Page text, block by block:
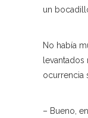
un
No había
ocurrencia
– Bueno,